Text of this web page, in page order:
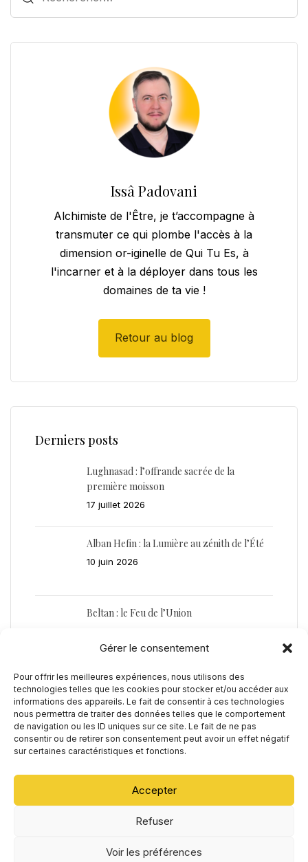
Gérer le consentement
Pour offrir les meilleures expériences, nous utilisons des
technologies telles que les cookies pour stocker et/ou accéder aux
informations des appareils. Le fait de consentir à ces technologies
nous permettra de traiter des données telles que le comportement
de navigation ou les ID uniques sur ce site. Le fait de ne pas
consentir ou de retirer son consentement peut avoir un effet négatif
sur certaines caractéristiques et fonctions.
Accepter
Refuser
Voir les préférences
Issâ Padovani
Alchimiste de l'Être, je t’accompagne à
transmuter ce qui plombe l'accès à la
dimension or-iginelle de Qui Tu Es, à
l'incarner et à la déployer dans tous les
domaines de ta vie !
Retour au blog
Derniers posts
Lughnasad : l’offrande sacrée de la
première moisson
17 juillet 2026
Alban Hefin : la Lumière au zénith de l’Été
10 juin 2026
Beltan : le Feu de l’Union
Alban Eilir : la Lumière du Renouveau
22 janvier 2026
Imbolc : La flamme intérieure